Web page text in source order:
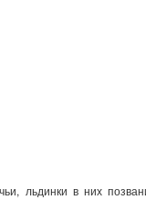
льдинки в них